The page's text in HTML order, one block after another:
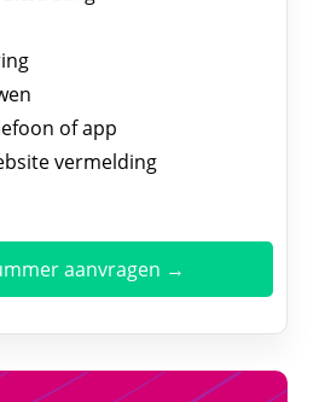
of app
vermelding
aanvragen →